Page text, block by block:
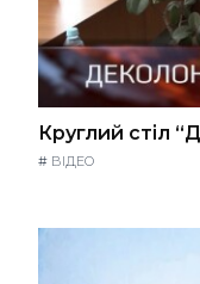
Круглий стіл
# ВІДЕО